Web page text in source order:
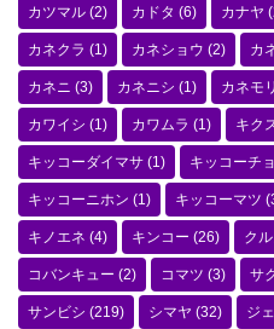
カツマル (2) カドタ (6) カナヤ
カネクラ (1) カネショウ (2) カ
カネニ (3) カネニシ (1) カネモリ
カワイシ (1) カワムラ (1) キク
キッコーダイマサ (1) キッコーチ
キッコーニホン (1) キッコーマツ
キノエネ (4) キンコー (26) ク
コバンキュー (2) コマツ (3) サ
サンビシ (219) シマヤ (32) ジ